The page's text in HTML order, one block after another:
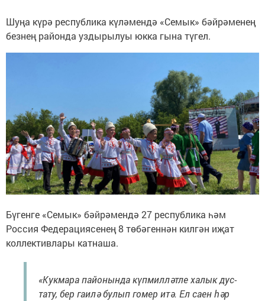
Шуңа күрә республика күләмендә «Семык» бәйрәменең
безнең районда уздырылуы юкка гына түгел.
Бүгенге «Семык» бәйрәмендә 27 республика һәм
Россия Федерациясенең 8 төбәгеннән килгән иҗат
коллективлары катнаша.
«Кукмара пайонында күпмилләтле халык дус-
тату, бер гаилә булып гомер итә. Ел саен һәр